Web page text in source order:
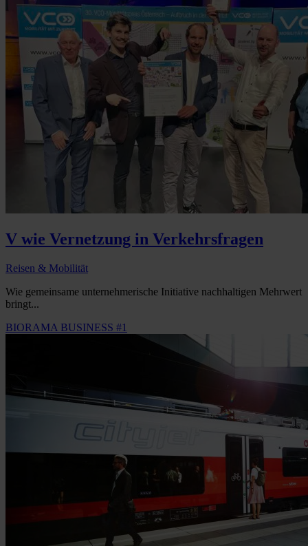
V wie Vernetzung in Verkehrsfragen
Reisen & Mobilität
Wie gemeinsame unternehmerische Initiative nachhaltigen Mehrwert
bringt...
BIORAMA BUSINESS #1